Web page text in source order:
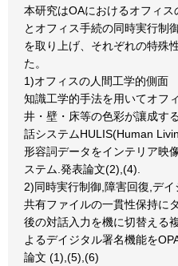
本研究はOAにおけるオフィ
とオフィス手続の同時実行制
を取り上げ、それぞれの特殊
た。
1)オフィスの人間工学的側面
知識工学的手法を用いてオフ
井・壁・床等の色彩が讓成す
話システムHULIS(Human
形容詞データをインテリア映
ステム.発表論文(2),(4).
2)同時実行制御,障害回復,デ
共有ファイルの一貫性保持に
後の対話入力を機に切替える
よるデイジタル署名機能を
論文 (1),(5),(6)